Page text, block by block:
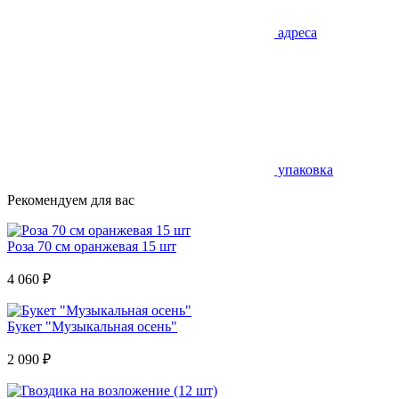
адреса
упаковка
Рекомендуем для вас
Роза 70 см оранжевая 15 шт
4 060 ₽
Букет "Музыкальная осень"
2 090 ₽